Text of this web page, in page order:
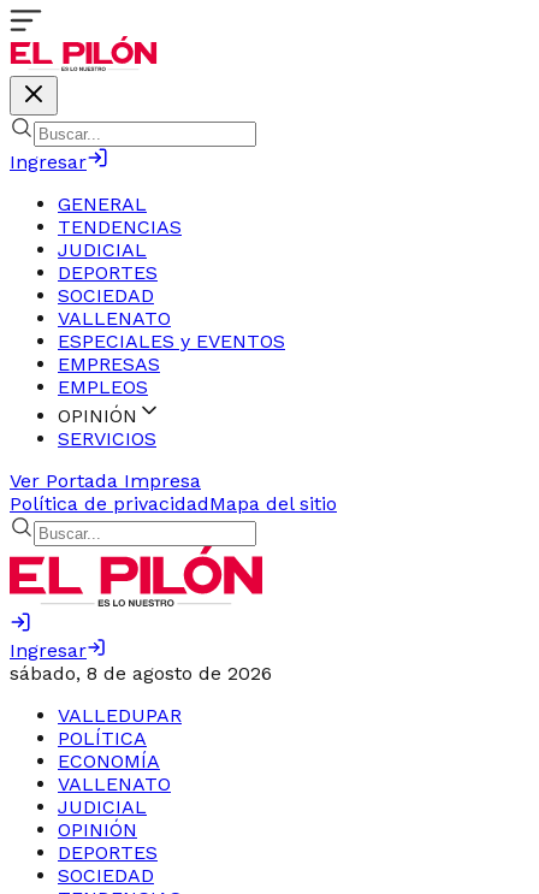
Ingresar
GENERAL
TENDENCIAS
JUDICIAL
DEPORTES
SOCIEDAD
VALLENATO
ESPECIALES y EVENTOS
EMPRESAS
EMPLEOS
OPINIÓN
SERVICIOS
Ver Portada Impresa
Política de privacidadMapa del sitio
Ingresar
sábado, 8 de agosto de 2026
VALLEDUPAR
POLÍTICA
ECONOMÍA
VALLENATO
JUDICIAL
OPINIÓN
DEPORTES
SOCIEDAD